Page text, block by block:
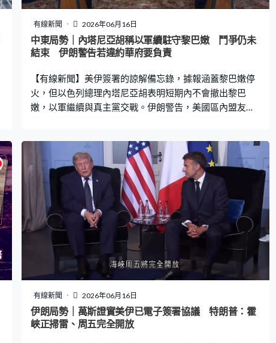
有線新聞 2026年06月16日
中東局勢｜內塔尼亞胡稱以軍續駐守黎巴嫩 鬥爭仍未
結束 伊朗警告若違約華府要負責
【有線新聞】美伊簽署的諒解備忘錄，據報涵蓋黎巴嫩停
火，但以色列總理內塔尼亞胡表明短期內不會撤出黎巴
嫩，以軍繼續與真主黨交戰。伊朗警告，美國區內盟友一
等攻擊以軍在南黎的坦克和軍車。以色列總理內塔尼亞胡
在美伊宣布達成諒解備忘錄後大半日首次作出回應，稱未
了解具體內容，強調自己和美國總統特朗普並非經常意見
一致，以色列有本土安全顧慮，形容關係再好的家庭也會
有分歧；又揚言自己一日是以色列總理，都會阻止伊朗擁
有核武，強調這場鬥爭尚未結束，只要有必要保家衛國，
以軍就會繼續駐守在南黎、加沙和敘利亞。 華府官員指，
美伊協議沒要求以軍撤出黎巴嫩，若真主黨攻擊以色列或
以軍佔領區，以色列有權自衛。但伊朗外交部警告，美國
區內盟友一旦違反協議規定，華府亦要負責，強調黎巴嫩
停火和協議密不可分。 以色列不同政治光譜都強烈不滿美
伊達成協議，將矛頭指向內塔尼亞胡。英國廣播公司形容
是他的政治惡夢，顯示他對華府的影響力大減，特朗普不
有線新聞 2026年06月16日
伊朗局勢｜萬斯證實美伊已電子簽署協議 特朗普：霍
峽正掃雷、周五完全開放